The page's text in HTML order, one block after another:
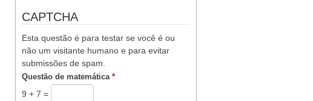
CAPTCHA
Esta questão é para testar se você é ou
não um visitante humano e para evitar
submissões de spam.
Questão de matemática *
9 + 7 =